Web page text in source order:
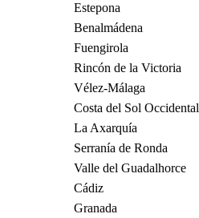
Estepona
Benalmádena
Fuengirola
Rincón de la Victoria
Vélez-Málaga
Costa del Sol Occidental
La Axarquía
Serranía de Ronda
Valle del Guadalhorce
Cádiz
Granada